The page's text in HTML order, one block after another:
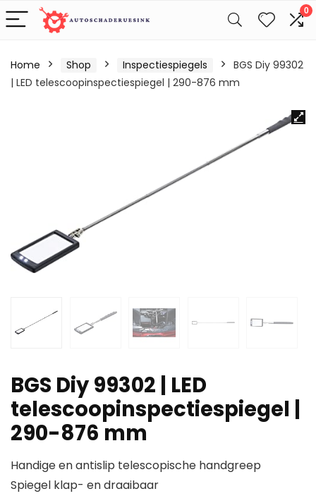
0
Home Shop Inspectiespiegels
BGS Diy 99302
| LED telescoopinspectiespiegel | 290-876 mm
BGS Diy 99302 | LED
telescoopinspectiespiegel |
290-876 mm
Handige en antislip telescopische handgreep
Spiegel klap- en draaibaar